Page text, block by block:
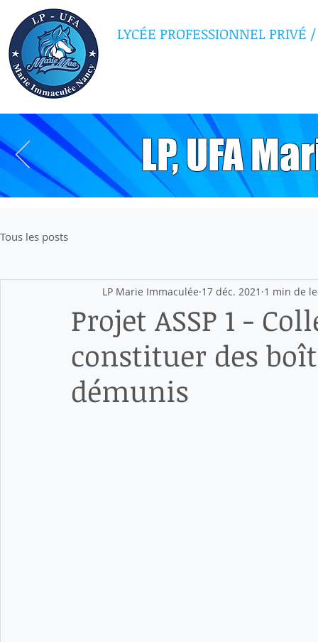
LYCÉE PROFESSIONNEL PRIVÉ /
LP, UFA
Tous les posts
Projet ASSP 1 -
constituer des
démunis
LP Marie Immaculée 17 déc. 2021 1 min de